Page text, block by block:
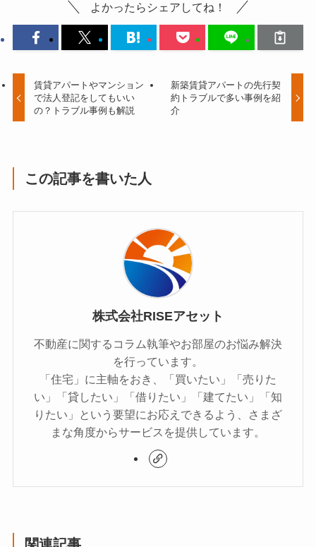
よかったらシェアしてね！
賃貸アパートやマンション
で法人登記をしてもいい
の？トラブル事例も解説
新築賃貸アパートの先行契
約トラブルで多い事例を紹
介
この記事を書いた人
株式会社RISEアセット
不動産に関するコラム執筆やお部屋のお悩み解決
を行っています。
「住宅」に主軸をおき、「買いたい」「売りた
い」「貸したい」「借りたい」「建てたい」「知
りたい」という要望にお応えできるよう、さまざ
まな角度からサービスを提供しています。
関連記事